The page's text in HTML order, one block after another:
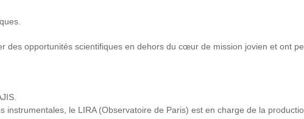
des opportunités scientifiques en dehors du cœur de mission jovien et ont
instrumentales, le LIRA (Observatoire de Paris) est en charge de la